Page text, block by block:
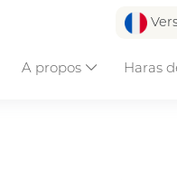
A propos Haras